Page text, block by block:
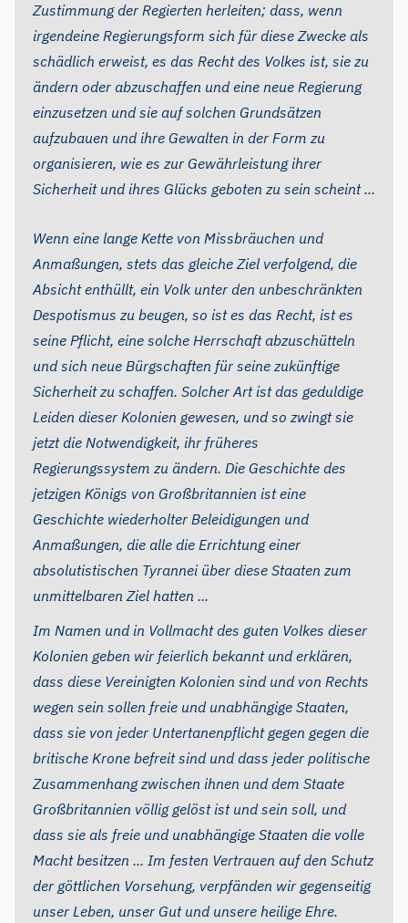
Zustimmung der Regierten herleiten; dass, wenn
irgendeine Regierungsform sich für diese Zwecke als
schädlich erweist, es das Recht des Volkes ist, sie zu
ändern oder abzuschaffen und eine neue Regierung
einzusetzen und sie auf solchen Grundsätzen
aufzubauen und ihre Gewalten in der Form zu
organisieren, wie es zur Gewährleistung ihrer
Sicherheit und ihres Glücks geboten zu sein scheint ...
Wenn eine lange Kette von Missbräuchen und
Anmaßungen, stets das gleiche Ziel verfolgend, die
Absicht enthüllt, ein Volk unter den unbeschränkten
Despotismus zu beugen, so ist es das Recht, ist es
seine Pflicht, eine solche Herrschaft abzuschütteln
und sich neue Bürgschaften für seine zukünftige
Sicherheit zu schaffen. Solcher Art ist das geduldige
Leiden dieser Kolonien gewesen, und so zwingt sie
jetzt die Notwendigkeit, ihr früheres
Regierungssystem zu ändern. Die Geschichte des
jetzigen Königs von Großbritannien ist eine
Geschichte wiederholter Beleidigungen und
Anmaßungen, die alle die Errichtung einer
absolutistischen Tyrannei über diese Staaten zum
unmittelbaren Ziel hatten ...
Im Namen und in Vollmacht des guten Volkes dieser
Kolonien geben wir feierlich bekannt und erklären,
dass diese Vereinigten Kolonien sind und von Rechts
wegen sein sollen freie und unabhängige Staaten,
dass sie von jeder Untertanenpflicht gegen gegen die
britische Krone befreit sind und dass jeder politische
Zusammenhang zwischen ihnen und dem Staate
Großbritannien völlig gelöst ist und sein soll, und
dass sie als freie und unabhängige Staaten die volle
Macht besitzen ... Im festen Vertrauen auf den Schutz
der göttlichen Vorsehung, verpfänden wir gegenseitig
unser Leben, unser Gut und unsere heilige Ehre.